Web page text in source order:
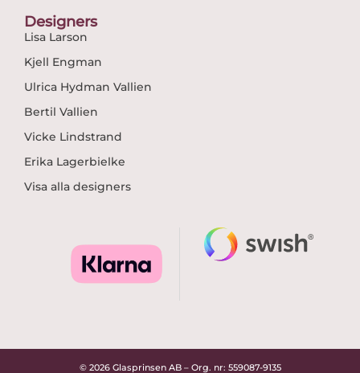
Designers
Lisa Larson
Kjell Engman
Ulrica Hydman Vallien
Bertil Vallien
Vicke Lindstrand
Erika Lagerbielke
Visa alla designers
© 2026 Glasprinsen AB – Org. nr: 559087-9135